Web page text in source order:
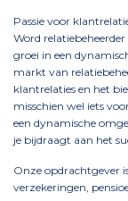
Passie voor
Word
groei in een
markt van
klantrelaties en het
misschien wel iets
een dynamische
je bijdraagt aan het
Onze opdrachtgever
verzekeringen,